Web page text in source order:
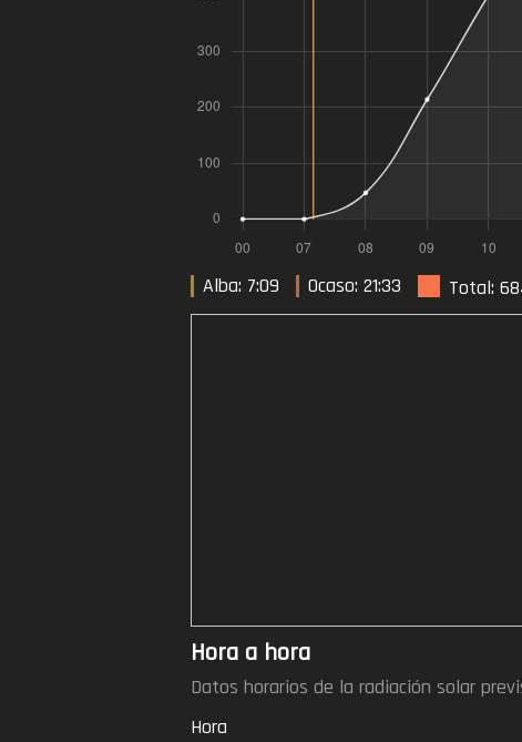
Alba: 7:09 Ocaso: 21:33 Total:
Hora a hora
Datos horarios de la radiación solar
Hora